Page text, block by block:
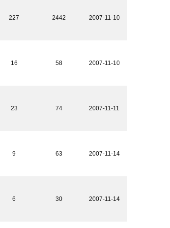
227 2442 2007-11-10
16 58 2007-11-10
23 74 2007-11-11
9 63 2007-11-14
6 30 2007-11-14